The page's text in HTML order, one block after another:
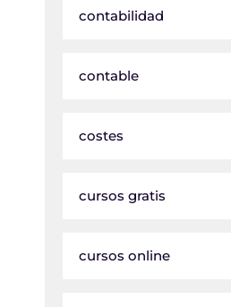
contabilidad
contable
costes
cursos gratis
cursos online